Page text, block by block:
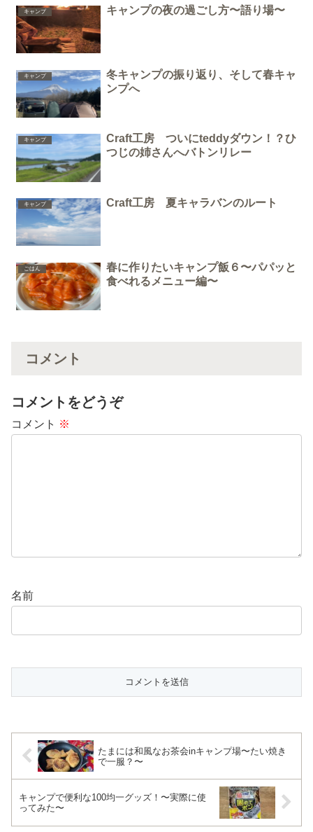
キャンプ キャンプの夜の過ごし方〜語り場〜
キャンプ
冬キャンプの振り返り、そして春キャ
ンプへ
キャンプ
Craft工房 ついにteddyダウン！？ひ
つじの姉さんへバトンリレー
キャンプ Craft工房 夏キャラバンのルート
ごはん
春に作りたいキャンプ飯６〜パパッと
食べれるメニュー編〜
コメント
コメントをどうぞ
コメント ※
名前
たまには和風なお茶会inキャンプ場〜たい焼き
で一服？〜
キャンプで便利な100均一グッズ！〜実際に使
ってみた〜